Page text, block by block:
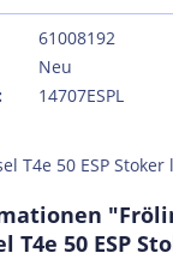
61008192
Neu
14707ESPL
T4e 50 ESP Stoker
T4e 50 ESP